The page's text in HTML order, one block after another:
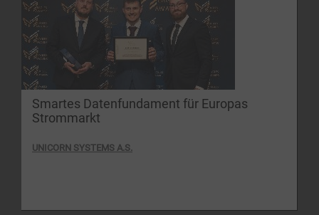
Smartes Datenfundament für Europas
Strommarkt
UNICORN SYSTEMS A.S.